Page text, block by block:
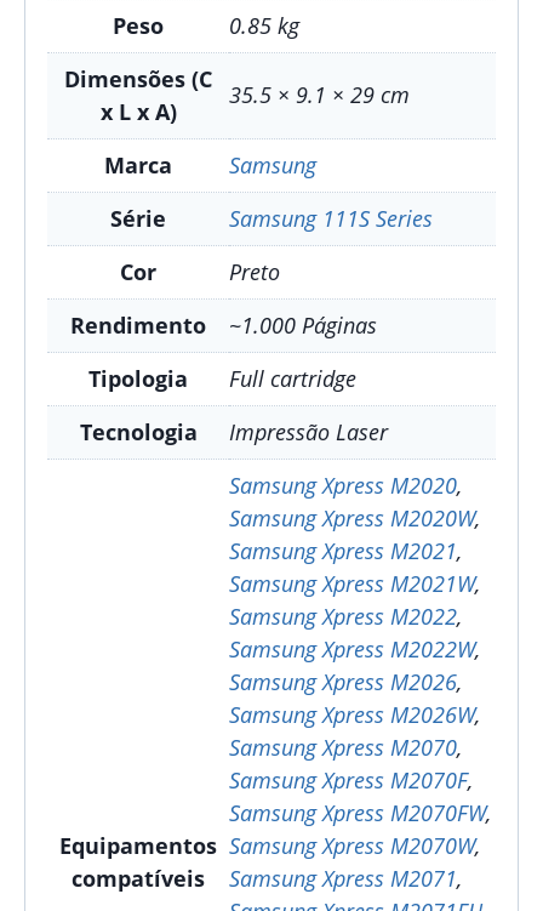
Peso
0.85 kg
Dimensões (C
x L x A)
35.5 × 9.1 × 29 cm
Marca
Samsung
Série
Samsung 111S Series
Cor
Preto
Rendimento
~1.000 Páginas
Tipologia
Full cartridge
Tecnologia
Impressão Laser
Equipamentos
compatíveis
Samsung Xpress M2020,
Samsung Xpress M2020W,
Samsung Xpress M2021,
Samsung Xpress M2021W,
Samsung Xpress M2022,
Samsung Xpress M2022W,
Samsung Xpress M2026,
Samsung Xpress M2026W,
Samsung Xpress M2070,
Samsung Xpress M2070F,
Samsung Xpress M2070FW,
Samsung Xpress M2070W,
Samsung Xpress M2071,